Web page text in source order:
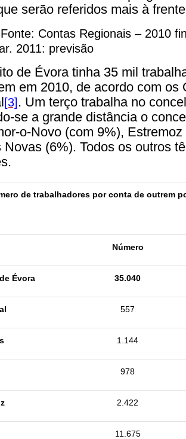
serão referidos mais à
Fonte: Contas Regionais – 2010
2011: previsão
de Évora tinha 35 mil
em 2010, de acordo com os
[3] . Um terço trabalha no
se a grande distância o
o-Novo (com 9%),
Novas (6%). Todos os outros
de trabalhadores por conta de outrem
Número
Évora 35.040
557
1.144
978
2.422
11.675